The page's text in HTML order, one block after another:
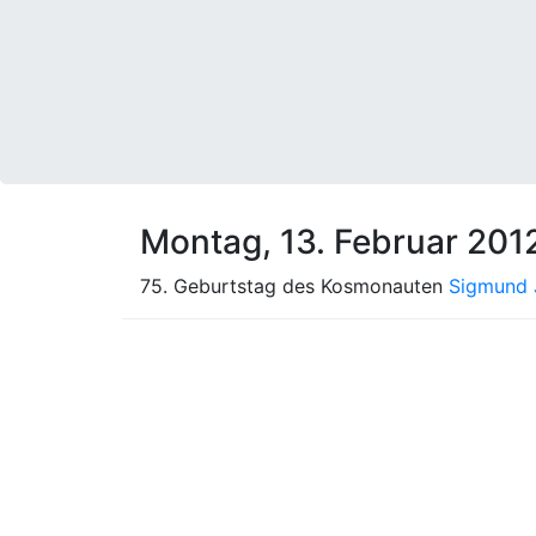
Montag, 13. Februar
75. Geburtstag des Kosmonauten Sigmund